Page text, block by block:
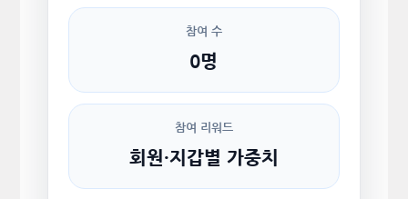
참여 수
0명
참여 리워드
회원·지갑별 가중치